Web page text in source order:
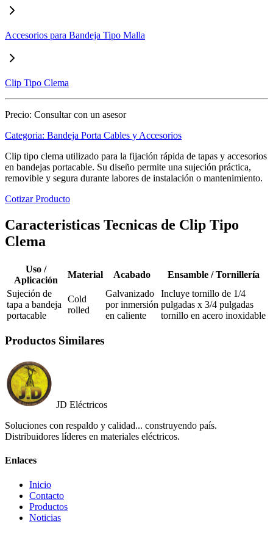
Accesorios para Bandeja Tipo Malla
Clip Tipo Clema
Precio: Consultar con un asesor
Categoria: Bandeja Porta Cables y Accesorios
Clip tipo clema utilizado para la fijación rápida de tapas y accesorios
en bandejas portacable. Su diseño permite una sujeción práctica,
removible y segura durante labores de instalación o mantenimiento.
Cotizar Producto
Caracteristicas Tecnicas de Clip Tipo
Clema
Uso /
Aplicación
Material Acabado
Ensamble / Tornillería
Sujeción de
tapa a bandeja
portacable
Cold
rolled
Galvanizado
por inmersión
en caliente
Incluye tornillo de 1/4
pulgadas x 3/4 pulgadas
tornillo en acero inoxidable
Productos Similares
JD Eléctricos
Soluciones con respaldo y calidad... construyendo país.
Distribuidores líderes en materiales eléctricos.
Enlaces
Inicio
Contacto
Productos
Noticias